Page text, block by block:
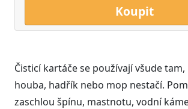
Koupit
Čisticí kartáče se používají všude
houba, hadřík nebo mop nestačí.
zaschlou špínu, mastnotu, vodní